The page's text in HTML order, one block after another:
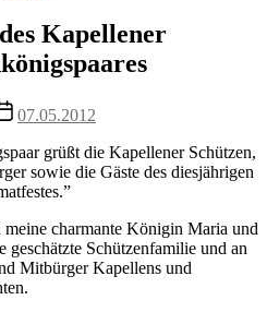
Kapellener
date
07.05.2012
grüßt die Kapellener Schützen,
sowie die Gäste des diesjährigen
charmante Königin Maria und
geschätzte Schützenfamilie und an
Mitbürger Kapellens und